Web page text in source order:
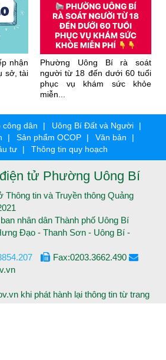
nhận
sở, tài
Phường Uông Bí rà soát
người từ 18 đến dưới 60 tuổi
phục vụ khám sức khỏe
miễn...
công dân
Uông Bí Đất và Người
Sản phẩm OCOP
Văn bản
tư
Thông tin quy hoạch
tử Phường Uông Bí
Thông tin và Truyền thông Quảng
nhân dân Thành phố Uông Bí
Đạo - Thanh Sơn - Uông Bí -
Fax:0203.3662.490
khi phát hành lại thông tin từ trang